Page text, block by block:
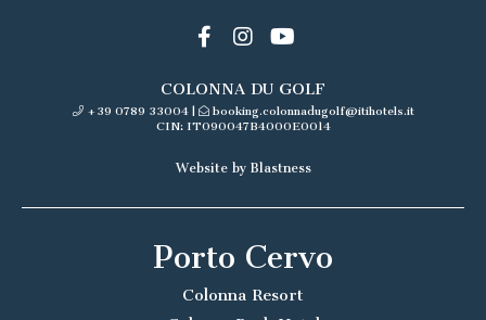
COLONNA DU GOLF
+39 0789 33004|
booking.colonnadugolf@itihotels.it
CIN: IT090047B4000E0014
Website by Blastness
Porto Cervo
Colonna Resort